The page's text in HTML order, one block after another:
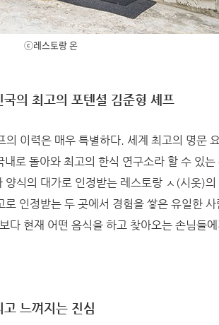
ⓒ레스토랑 온
의 최고의 포텐셜 김준형 셰프
이력은 매우 특별하다. 세계 최고의 명문
로 돌아와 최고의 한식 연구소라 할 수 있
식의 대가로 인정받는 레스토랑 ㅅ(시옷)의
인정받는 두 곳에서 경험을 쌓은 유일한
다 현재 어떤 음식을 하고 찾아오는 손님들
느껴지는 진심